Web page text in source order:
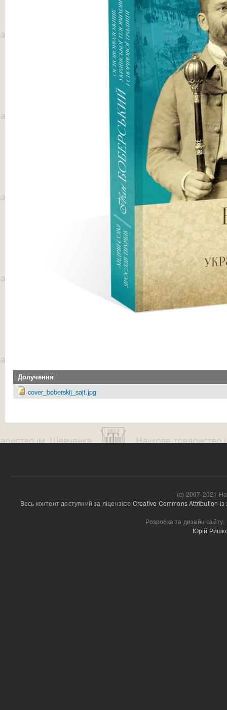
Долучення
cover_boberskij_sajt.jpg
(c) 2007-2021
Весь контент доступний за ліцензією Creative Commons Attribution
Розробка та дизайн сайту:
Юрій